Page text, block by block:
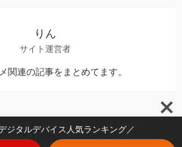
りん
サイト運営者
関連の記事をまとめてます。
ジタルデバイス人気ランキング／